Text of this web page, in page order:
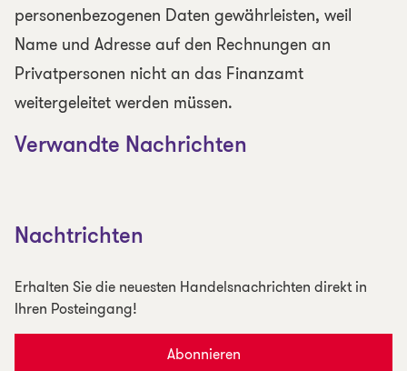
personenbezogenen Daten gewährleisten, weil
Name und Adresse auf den Rechnungen an
Privatpersonen nicht an das Finanzamt
weitergeleitet werden müssen.
Verwandte Nachrichten
Nachtrichten
Erhalten Sie die neuesten Handelsnachrichten direkt in
Ihren Posteingang!
Abonnieren